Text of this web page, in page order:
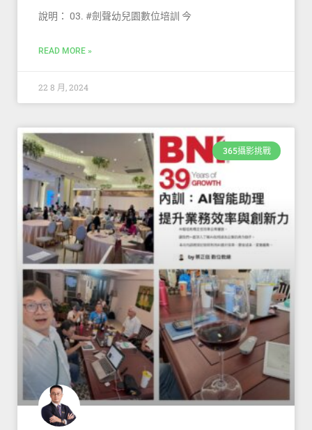
說明： 03. #劍聲幼兒園數位培訓 今
READ MORE »
22 8 月, 2024
365攝影挑戰